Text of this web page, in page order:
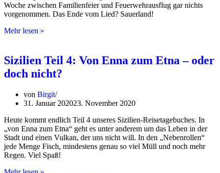
Woche zwischen Familienfeier und Feuerwehrausflug gar nichts
vorgenommen. Das Ende vom Lied? Sauerland!
Mehr lesen »
B
kann
richtig
sein
Sizilien Teil 4: Von Enna zum Etna – oder
doch nicht?
von Birgit
31. Januar 202023. November 2020
Heute kommt endlich Teil 4 unseres Sizilien-Reisetagebuches. In
„von Enna zum Etna“ geht es unter anderem um das Leben in der
Stadt und einen Vulkan, der uns nicht will. In den „Nebenrollen“
jede Menge Fisch, mindestens genau so viel Müll und noch mehr
Regen. Viel Spaß!